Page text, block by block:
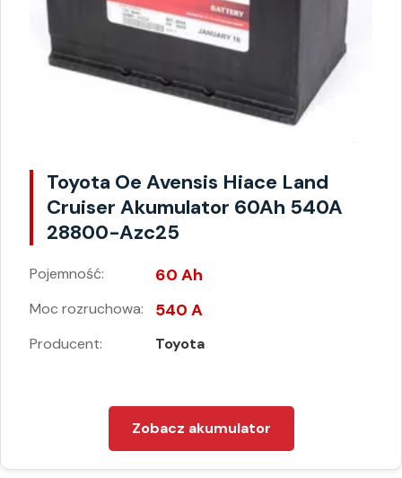
Toyota Oe Avensis Hiace Land
Cruiser Akumulator 60Ah 540A
28800-Azc25
Pojemność: 60 Ah
Moc rozruchowa: 540 A
Producent: Toyota
Zobacz akumulator